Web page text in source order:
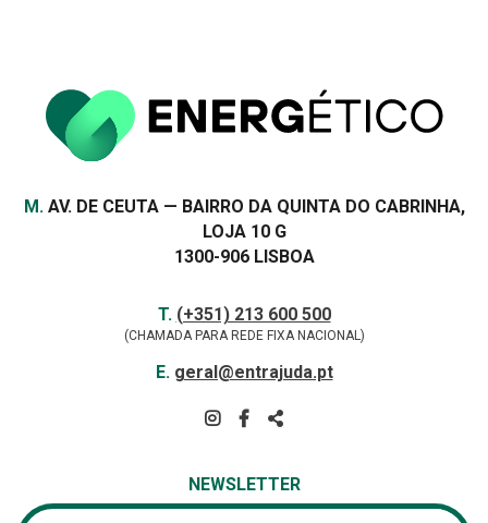
Morada
M. AV. DE CEUTA — BAIRRO DA QUINTA DO CABRINHA,
LOJA 10 G
1300-906 LISBOA
T. (+351) 213 600 500
(CHAMADA PARA REDE FIXA NACIONAL)
E. geral@entrajuda.pt
REDE
NEWSLETTER